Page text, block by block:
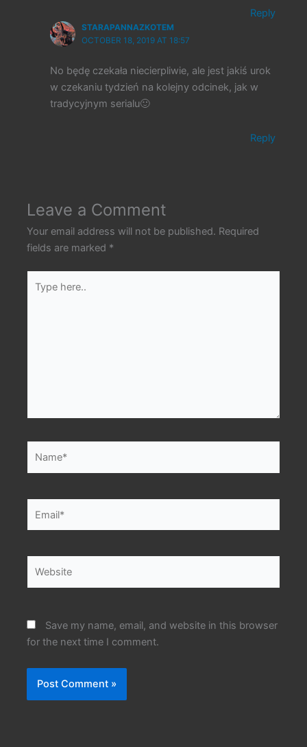
Reply
STARAPANNAZKOTEM
OCTOBER 18, 2019 AT 18:57
No będę czekała niecierpliwie, ale jest jakiś urok
w czekaniu tydzień na kolejny odcinek, jak w
tradycyjnym serialu🙂
Reply
Leave a Comment
Your email address will not be published. Required
fields are marked *
here..
Save my name, email, and website in this browser
for the next time I comment.